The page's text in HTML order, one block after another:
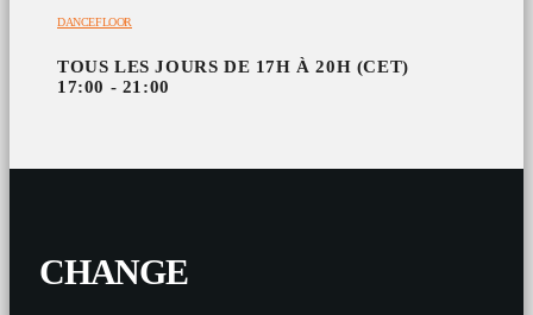
DANCEFLOOR
TOUS LES JOURS DE 17H À 20H (CET)
17:00 - 21:00
CHANGE